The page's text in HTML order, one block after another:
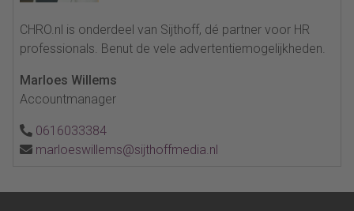
CHRO.nl is onderdeel van Sijthoff, dé partner voor HR
professionals. Benut de vele advertentiemogelijkheden.
Marloes Willems
Accountmanager
0616033384
marloeswillems@sijthoffmedia.nl